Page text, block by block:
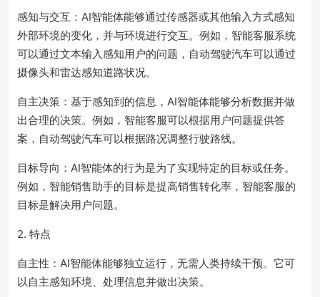
感知与交互：AI智能体能够通过传感器或其他输入方式感知
外部环境的变化，并与环境进行交互。例如，智能客服系统
可以通过文本输入感知用户的问题，自动驾驶汽车可以通过
摄像头和雷达感知道路状况。
自主决策：基于感知到的信息，AI智能体能够分析数据并做
出合理的决策。例如，智能客服可以根据用户问题提供答
案，自动驾驶汽车可以根据路况调整行驶路线。
目标导向：AI智能体的行为是为了实现特定的目标或任务。
例如，智能销售助手的目标是提高销售转化率，智能客服的
目标是解决用户问题。
2. 特点
自主性：AI智能体能够独立运行，无需人类持续干预。它可
以自主感知环境、处理信息并做出决策。